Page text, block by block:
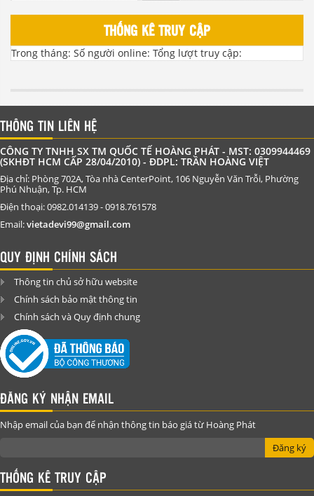
THỐNG KÊ TRUY CẬP
Trong tháng: Số người online: Tổng lượt truy cập:
THÔNG TIN LIÊN HỆ
CÔNG TY TNHH SX TM QUỐC TẾ HOÀNG PHÁT - MST: 0309944469
(SKHĐT HCM CẤP 28/04/2010) - ĐDPL: TRẦN HOÀNG VIỆT
Địa chỉ: Phòng 702A, Tòa nhà CenterPoint, 106 Nguyễn Văn Trỗi, Phường
Phú Nhuận, Tp. HCM
Điện thoại: 0982.014139 - 0918.761578
Email:vietadevi99@gmail.com
QUY ĐỊNH CHÍNH SÁCH
Thông tin chủ sở hữu website
Chính sách bảo mật thông tin
Chính sách và Quy định chung
ĐĂNG KÝ NHẬN EMAIL
Nhập email của bạn để nhận thông tin báo giá từ Hoàng Phát
Đăng ký
THỐNG KÊ TRUY CẬP